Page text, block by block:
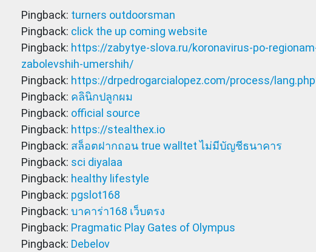
Pingback: turners outdoorsman
Pingback: click the up coming website
Pingback: https://zabytye-slova.ru/koronavirus-po-
zabolevshih-umershih/
Pingback: https://drpedrogarcialopez.com/process/
Pingback: คลินิกปลูกผม
Pingback: official source
Pingback: https://stealthex.io
Pingback: สล็อตฝากถอน true walltet ไม่มีบัญชีธนาคาร
Pingback: sci diyalaa
Pingback: healthy lifestyle
Pingback: pgslot168
Pingback: บาคาร่า168 เว็บตรง
Pingback: Pragmatic Play Gates of Olympus
Pingback: Debelov